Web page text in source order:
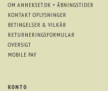
OM ANNEKSET.DK + ÅBNINGSTIDER
KONTAKT OPLYSNINGER
BETINGELSER & VILKÅR
RETURNERINGSFORMULAR
OVERSIGT
MOBILE PAY
KONTO